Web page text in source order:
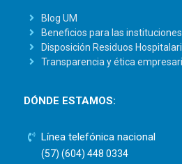
Blog UM
Beneficios para las
Disposición Residuos
Transparencia y ética
DÓNDE ESTAMOS:
Línea telefónica nacional
(57) (604) 448 0334